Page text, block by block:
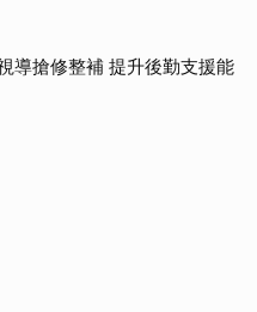
導搶修整補 提升後勤支援能